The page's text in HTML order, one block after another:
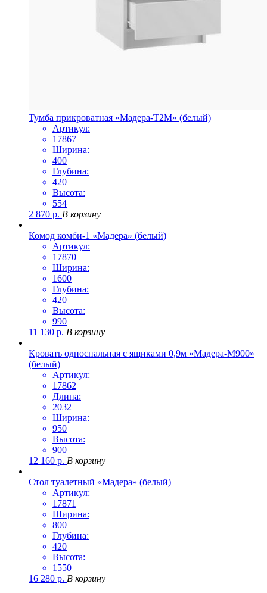
Тумба прикроватная «Мадера-Т2М» (белый)
Артикул:
17867
Ширина:
400
Глубина:
420
Высота:
554
2 870 р. В корзину
Комод комби-1 «Мадера» (белый)
Артикул:
17870
Ширина:
1600
Глубина:
420
Высота:
990
11 130 р. В корзину
Кровать односпальная с ящиками 0,9м «Мадера-М900»
(белый)
Артикул:
17862
Длина:
2032
Ширина:
950
Высота:
900
12 160 р. В корзину
Стол туалетный «Мадера» (белый)
Артикул:
17871
Ширина:
800
Глубина:
420
Высота:
1550
16 280 р. В корзину